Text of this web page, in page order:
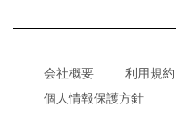
会社概要 利用規約
個人情報保護方針